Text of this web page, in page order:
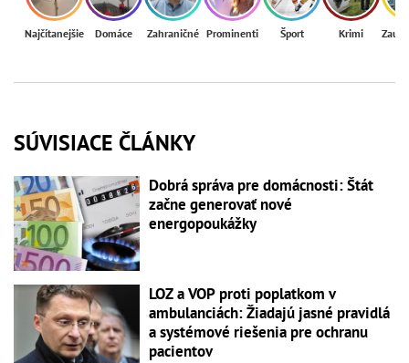
Najčítanejšie Domáce Zahraničné Prominenti Šport Krimi
SÚVISIACE ČLÁNKY
Dobrá správa pre domácnosti: Štát
začne generovať nové
energopoukážky
LOZ a VOP proti poplatkom v
ambulanciách: Žiadajú jasné pravidlá
a systémové riešenia pre ochranu
pacientov